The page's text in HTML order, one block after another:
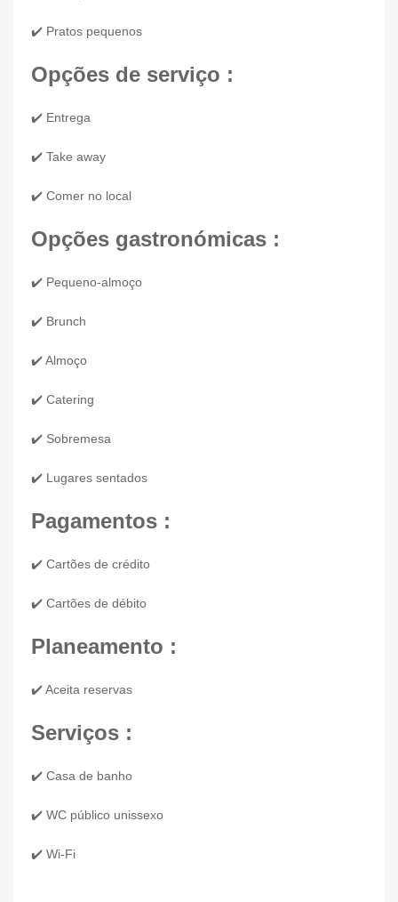
✔️ Pratos pequenos
Opções de serviço :
✔️ Entrega
✔️ Take away
✔️ Comer no local
Opções gastronómicas :
✔️ Pequeno-almoço
✔️ Brunch
✔️ Almoço
✔️ Catering
✔️ Sobremesa
✔️ Lugares sentados
Pagamentos :
✔️ Cartões de crédito
✔️ Cartões de débito
Planeamento :
✔️ Aceita reservas
Serviços :
✔️ Casa de banho
✔️ WC público unissexo
✔️ Wi-Fi